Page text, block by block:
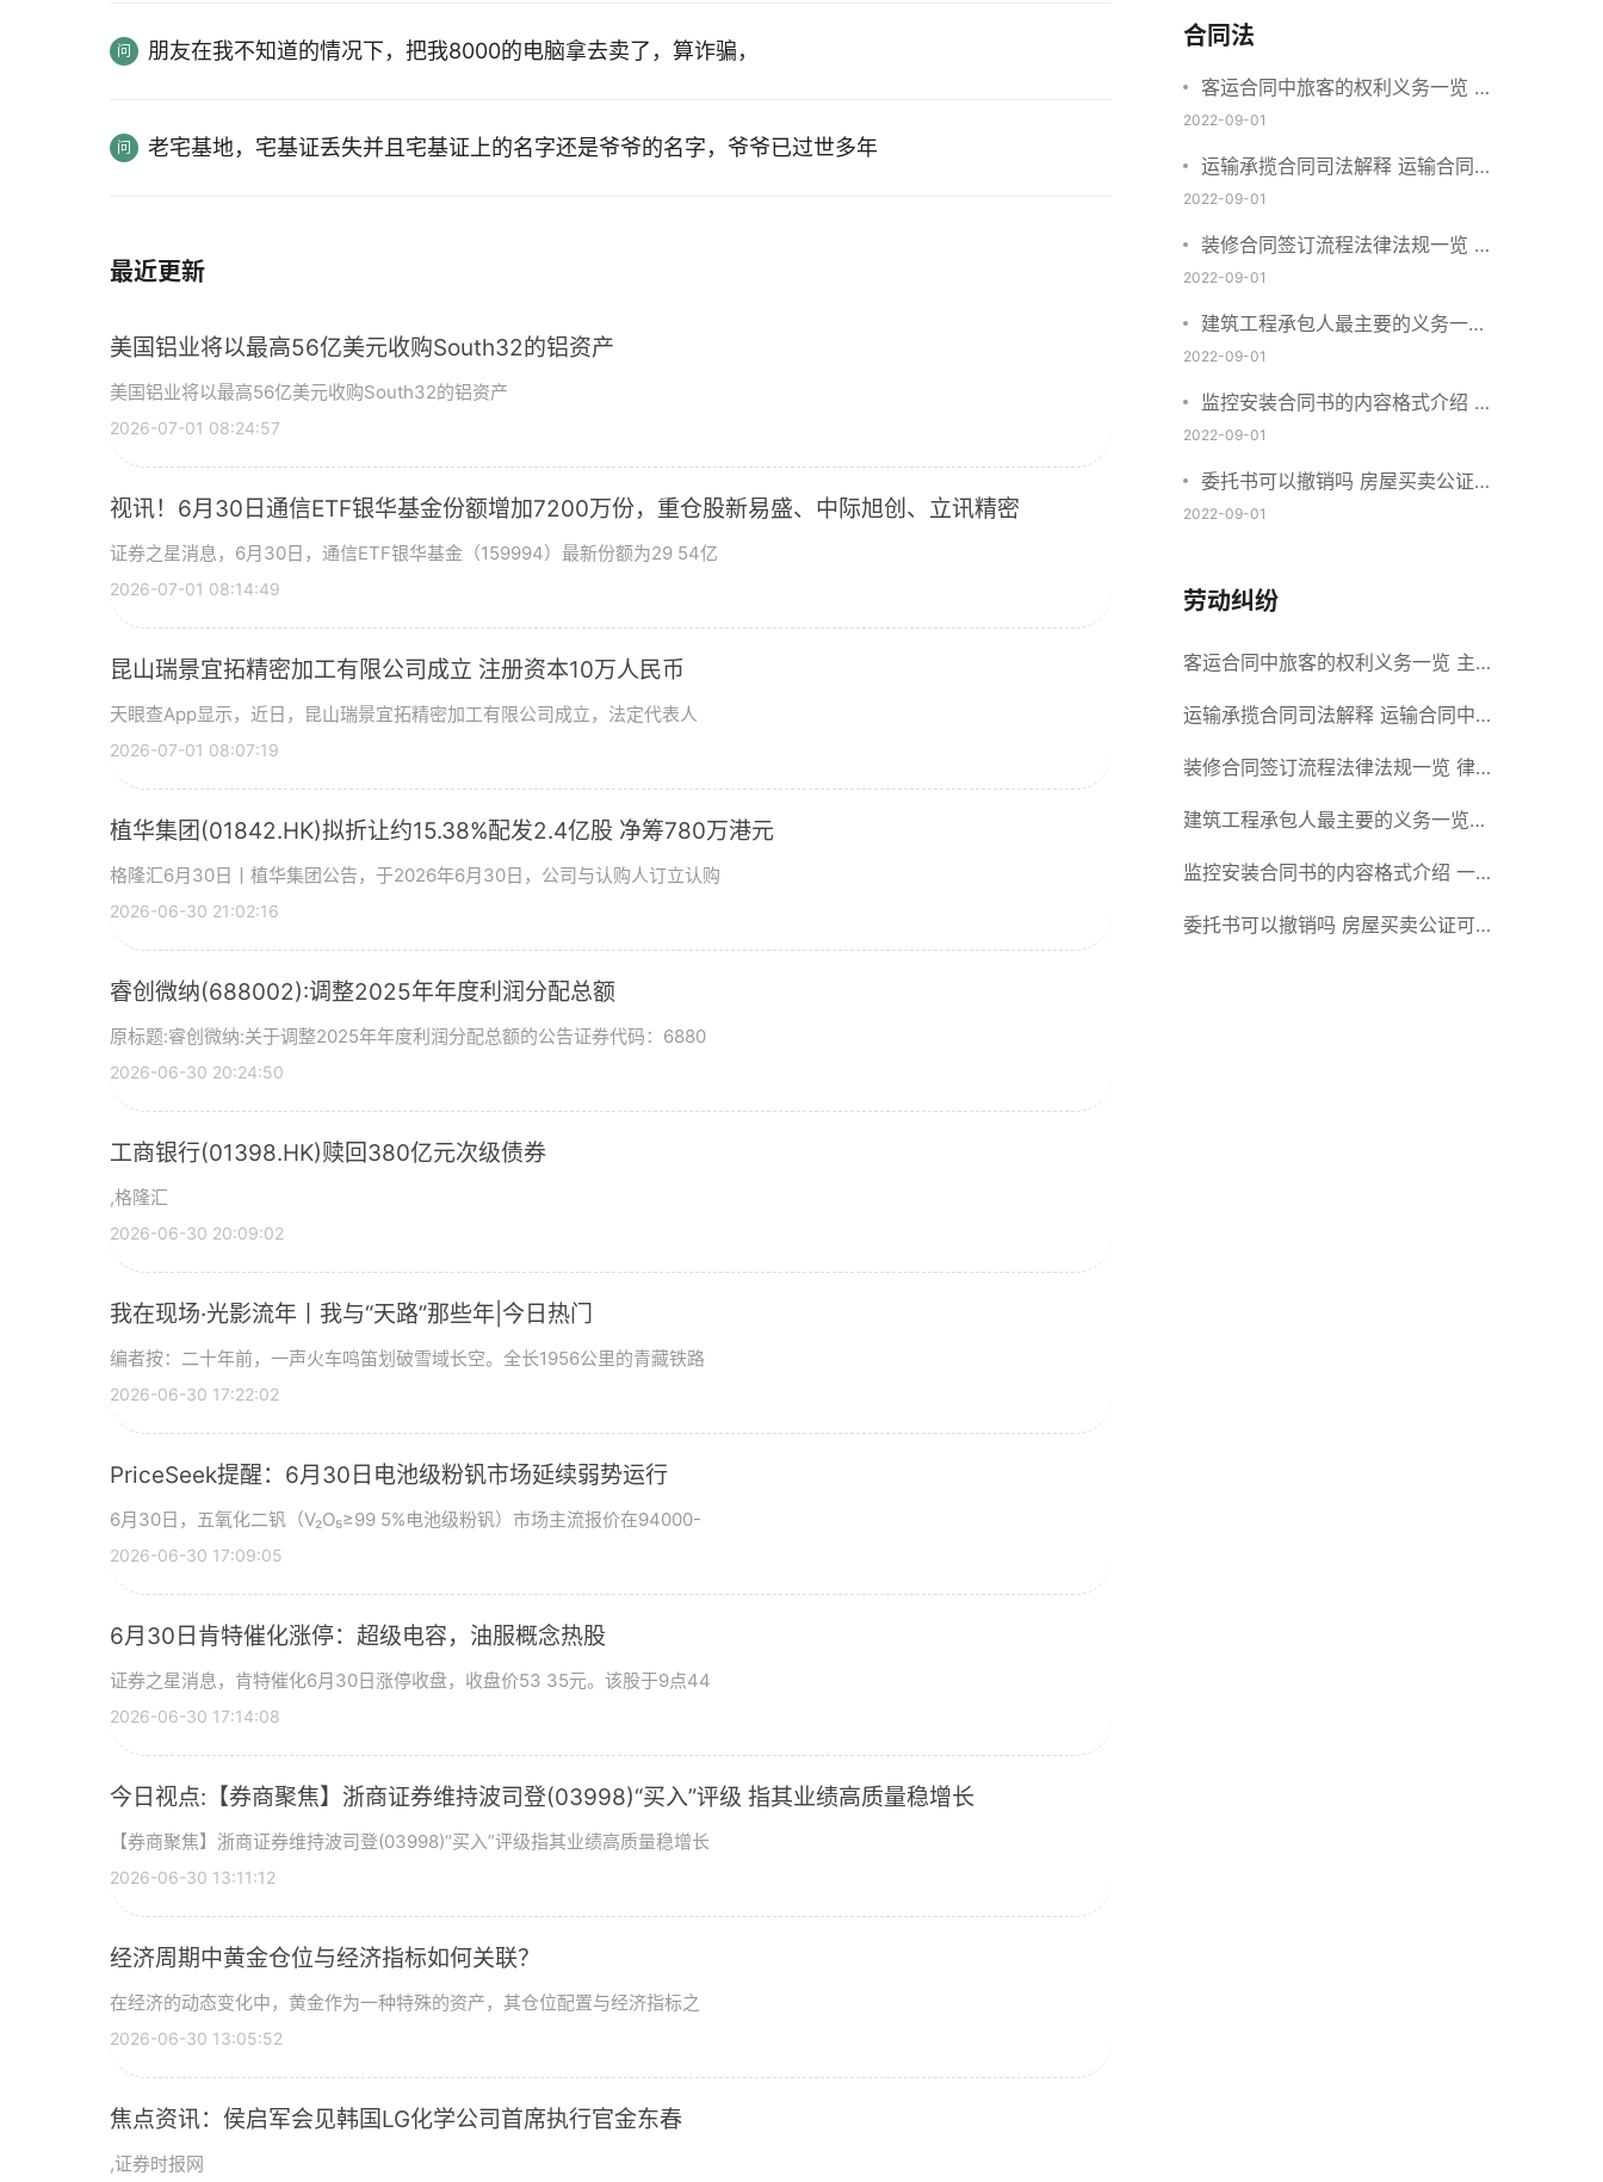
朋友在我不知道的情况下，把我8000的电脑拿去卖了，算诈骗，
老宅基地，宅基证丢失并且宅基证上的名字还是爷爷的名字，爷爷已过世多年
最近更新
美国铝业将以最高56亿美元收购South32的铝资产
美国铝业将以最高56亿美元收购South32的铝资产
2026-07-01 08:24:57
视讯！6月30日通信ETF银华基金份额增加7200万份，重仓股新易盛、中际旭创、立讯精密
证券之星消息，6月30日，通信ETF银华基金（159994）最新份额为29 54亿
2026-07-01 08:14:49
昆山瑞景宜拓精密加工有限公司成立 注册资本10万人民币
天眼查App显示，近日，昆山瑞景宜拓精密加工有限公司成立，法定代表人
2026-07-01 08:07:19
植华集团(01842.HK)拟折让约15.38%配发2.4亿股 净筹780万港元
格隆汇6月30日丨植华集团公告，于2026年6月30日，公司与认购人订立认购
2026-06-30 21:02:16
睿创微纳(688002):调整2025年年度利润分配总额
原标题:睿创微纳:关于调整2025年年度利润分配总额的公告证券代码：6880
2026-06-30 20:24:50
工商银行(01398.HK)赎回380亿元次级债券
,格隆汇
2026-06-30 20:09:02
我在现场·光影流年丨我与“天路”那些年|今日热门
编者按：二十年前，一声火车鸣笛划破雪域长空。全长1956公里的青藏铁路
2026-06-30 17:22:02
PriceSeek提醒：6月30日电池级粉钒市场延续弱势运行
6月30日，五氧化二钒（V₂O₅≥99 5%电池级粉钒）市场主流报价在94000-
2026-06-30 17:09:05
6月30日肯特催化涨停：超级电容，油服概念热股
证券之星消息，肯特催化6月30日涨停收盘，收盘价53 35元。该股于9点44
2026-06-30 17:14:08
今日视点:【券商聚焦】浙商证券维持波司登(03998)“买入”评级 指其业绩高质量稳增长
【券商聚焦】浙商证券维持波司登(03998)“买入”评级指其业绩高质量稳增长
2026-06-30 13:11:12
经济周期中黄金仓位与经济指标如何关联？
在经济的动态变化中，黄金作为一种特殊的资产，其仓位配置与经济指标之
2026-06-30 13:05:52
焦点资讯：侯启军会见韩国LG化学公司首席执行官金东春
,证券时报网
合什么要件？
合同法
客运合同中旅客的权利义务一览 主
要包括这些内容
2022-09-01
运输承揽合同司法解释 运输合同中
承运人的义务有哪些
2022-09-01
装修合同签订流程法律法规一览 律
师解答
2022-09-01
建筑工程承包人最主要的义务一览
承包合同内容介绍
2022-09-01
监控安装合同书的内容格式介绍 一
般包括这些条款
2022-09-01
委托书可以撤销吗 房屋买卖公证可
否撤销
2022-09-01
劳动纠纷
客运合同中旅客的权利义务一览 主
要包括这些内容
运输承揽合同司法解释 运输合同中
承运人的义务有哪些
装修合同签订流程法律法规一览 律
师解答
建筑工程承包人最主要的义务一览
承包合同内容介绍
监控安装合同书的内容格式介绍 一
般包括这些条款
委托书可以撤销吗 房屋买卖公证可